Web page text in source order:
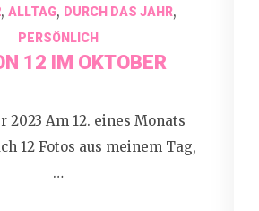
, ALLTAG, DURCH DAS JAHR,
PERSÖNLICH
12 IM OKTOBER
2023 Am 12. eines Monats
12 Fotos aus meinem Tag,
…